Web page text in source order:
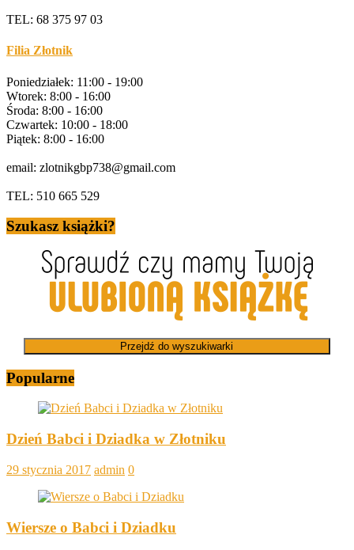
TEL: 68 375 97 03
Filia Złotnik
Poniedziałek: 11:00 - 19:00
Wtorek: 8:00 - 16:00
Środa: 8:00 - 16:00
Czwartek: 10:00 - 18:00
Piątek: 8:00 - 16:00
email: zlotnikgbp738@gmail.com
TEL: 510 665 529
Szukasz książki?
Przejdź do wyszukiwarki
Popularne
Dzień Babci i Dziadka w Złotniku
29 stycznia 2017 admin 0
Wiersze o Babci i Dziadku